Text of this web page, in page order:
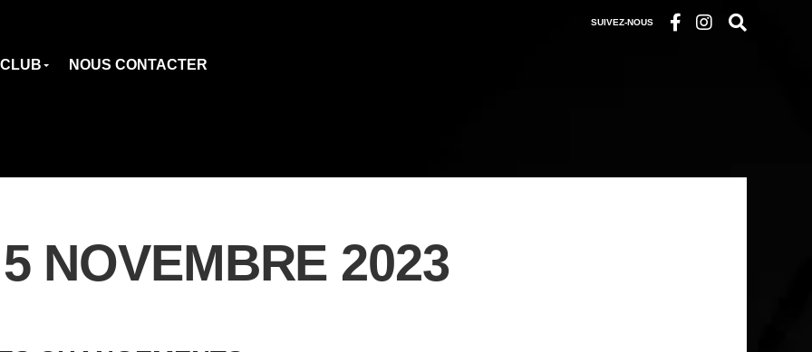
SUIVEZ-NOUS
NOUS CONTACTER
NOVEMBRE 2023